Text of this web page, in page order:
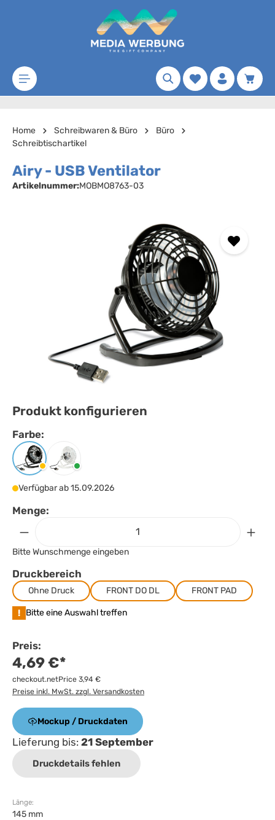
Zum Hauptinhalt springen
Merkzettel
Home Schreibwaren & Büro
Büro
Schreibtischartikel
Airy - USB Ventilator
Artikelnummer:MOBMO8763-03
Produkt konfigurieren
Farbe:
Farbeauswählen
SchwarzWeiss
Verfügbar ab 15.09.2026
Menge:
Bitte Wunschmenge eingeben
Druckbereich
Ohne Druck FRONT DO DL FRONT PAD
! Bitte eine Auswahl treffen
Preis:
4,69 €*
checkout.netPrice 3,94 €
Preise inkl. MwSt. zzgl. Versandkosten
Mockup / Druckdaten
Lieferung bis: 21 September
Druckdetails fehlen
Länge:
145 mm